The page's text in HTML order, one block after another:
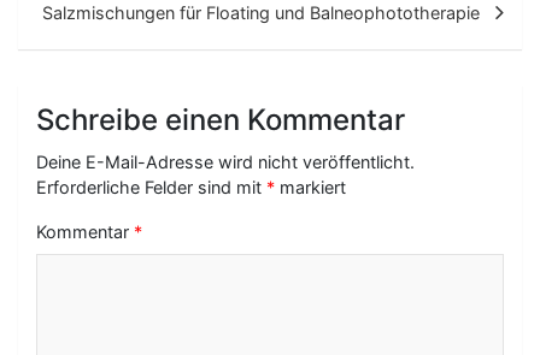
r
g
N
Salzmischungen für Floating und Balneophototherapie
Schreibe einen Kommentar
Deine E-Mail-Adresse wird nicht veröffentlicht.
Erforderliche Felder sind mit * markiert
Kommentar *